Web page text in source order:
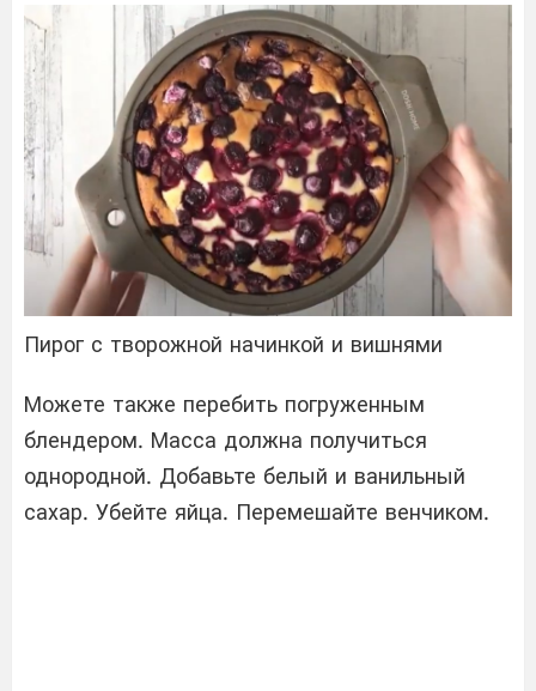
Пирог с творожной начинкой и вишнями
Можете также перебить погруженным
блендером. Масса должна получиться
однородной. Добавьте белый и ванильный
сахар. Убейте яйца. Перемешайте венчиком.